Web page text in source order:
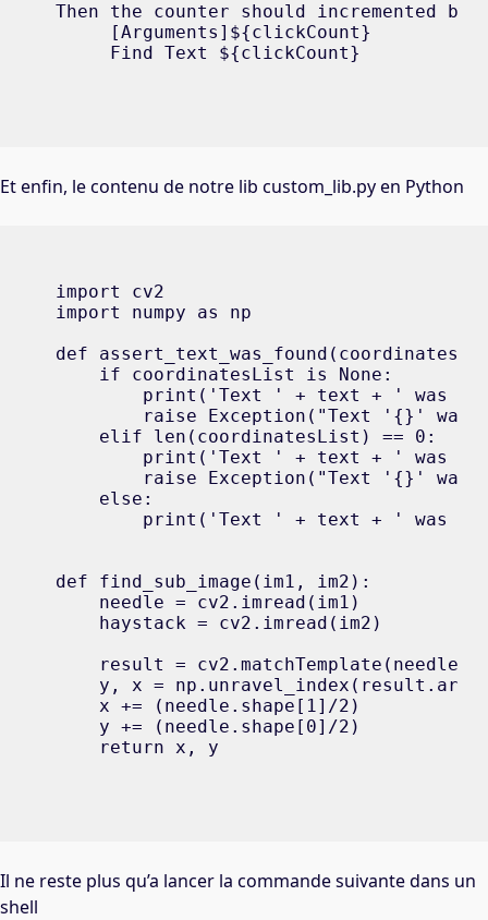
Then the counter should incremented by
     [Arguments]${clickCount}
     Find Text ${clickCount}
Et enfin, le contenu de notre lib custom_lib.py en Python
import cv2
import numpy as np
def
    if coordinatesList is None:
print('Text ' + text + ' was
raise Exception("Text '{}' was
    elif len(coordinatesList) == 0:
print('Text ' + text + ' was
raise Exception("Text '{}' was
    else:
print('Text ' + text + ' was
def find_sub_image(im1, im2):
    needle = cv2.imread(im1)
    haystack = cv2.imread(im2)
result = cv2.matchTemplate(needle,
y, x =
    x += (needle.shape[1]/2)
    y += (needle.shape[0]/2)
    return x, y
Il ne reste plus qu’a lancer la commande suivante dans un
shell